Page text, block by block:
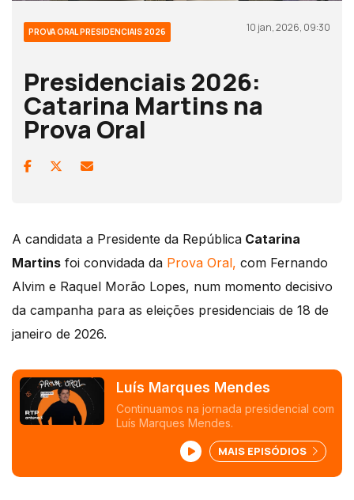
PROVA ORAL PRESIDENCIAIS 2026 10 jan, 2026, 09:30
Presidenciais 2026:
Catarina Martins na
Prova Oral
A candidata a Presidente da República Catarina
Martins foi convidada da Prova Oral, com Fernando
Alvim e Raquel Morão Lopes, num momento decisivo
da campanha para as eleições presidenciais de 18 de
janeiro de 2026.
Luís Marques Mendes
Continuamos na jornada presidencial com
Luís Marques Mendes.
MAIS EPISÓDIOS